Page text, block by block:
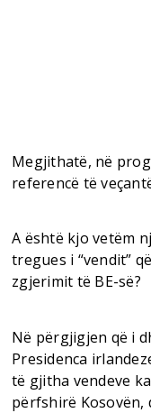
Megjithatë, në
referencë të
A është kjo vetëm
tregues i “vendit”
zgjerimit të BE-së?
Në përgjigjen që i
Presidenca
të gjitha vendeve
përfshirë Kosovën,